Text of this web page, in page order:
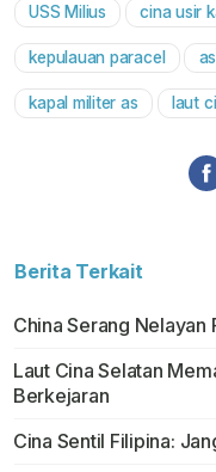
USS Milius cina usir
kepulauan paracel
kapal militer as laut
Berita Terkait
China Serang Nelayan
Laut Cina Selatan
Berkejaran
Cina Sentil Filipina: